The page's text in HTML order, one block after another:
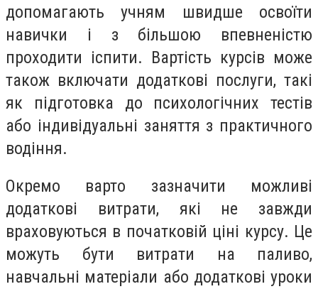
допомагають учням швидше освоїти
навички і з більшою впевненістю
проходити іспити. Вартість курсів може
також включати додаткові послуги, такі
як підготовка до психологічних тестів
або індивідуальні заняття з практичного
водіння.
Окремо варто зазначити можливі
додаткові витрати, які не завжди
враховуються в початковій ціні курсу. Це
можуть бути витрати на паливо,
навчальні матеріали або додаткові уроки